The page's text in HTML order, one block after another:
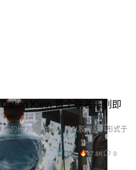
Klein 首个联名系列即
的约 20 款单品，将以胶囊系列形式于
47.8K 0